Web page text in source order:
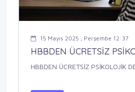
15 Mayıs 2025 , Perşembe 12:37
HBBDEN ÜCRETSİZ
HBBDEN ÜCRETSİZ PSİKOLOJİK